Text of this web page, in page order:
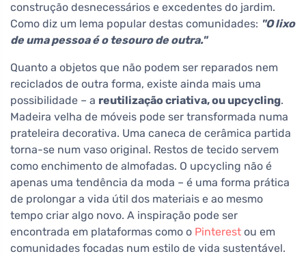
construção desnecessários e excedentes do jardim.
Como diz um lema popular destas comunidades: "O lixo
de uma pessoa é o tesouro de outra."
Quanto a objetos que não podem ser reparados nem
reciclados de outra forma, existe ainda mais uma
possibilidade – a reutilização criativa, ou upcycling.
Madeira velha de móveis pode ser transformada numa
prateleira decorativa. Uma caneca de cerâmica partida
torna-se num vaso original. Restos de tecido servem
como enchimento de almofadas. O upcycling não é
apenas uma tendência da moda – é uma forma prática
de prolongar a vida útil dos materiais e ao mesmo
tempo criar algo novo. A inspiração pode ser
encontrada em plataformas como o Pinterest ou em
comunidades focadas num estilo de vida sustentável.